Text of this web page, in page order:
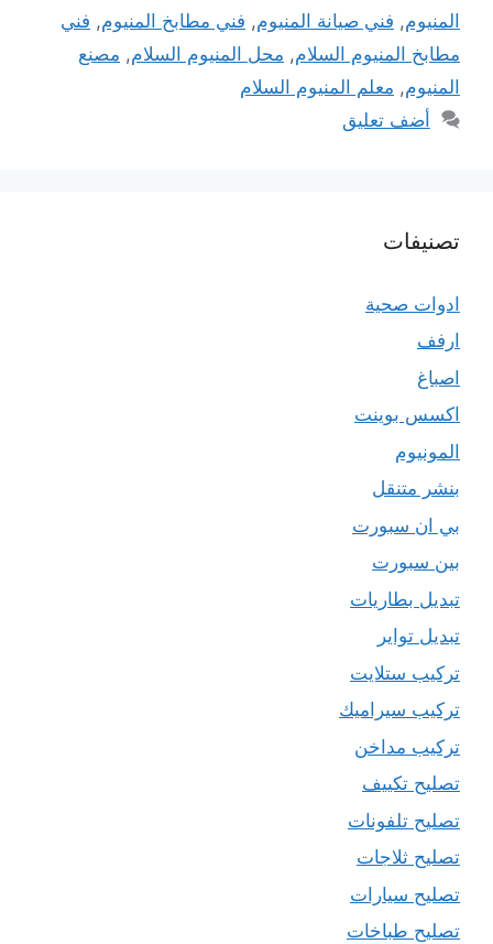
المنيوم, فني صيانة المنيوم, فني مطابخ المنيوم, فني
مطابخ المنيوم السلام, محل المنيوم السلام, مصنع
المنيوم, معلم المنيوم السلام
أضف تعليق
تصنيفات
ادوات صحية
ارفف
اصباغ
اكسس بوينت
المونيوم
بنشر متنقل
بي ان سبورت
بين سبورت
تبديل بطاريات
تبديل تواير
تركيب ستلايت
تركيب سيراميك
تركيب مداخن
تصليح تكييف
تصليح تلفونات
تصليح ثلاجات
تصليح سيارات
تصليح طباخات